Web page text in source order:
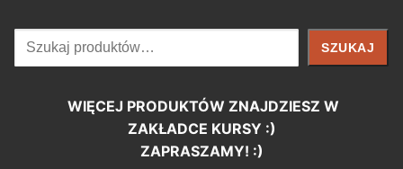
Szukaj SZUKAJ
WIĘCEJ PRODUKTÓW ZNAJDZIESZ W
ZAKŁADCE KURSY :)
ZAPRASZAMY! :)